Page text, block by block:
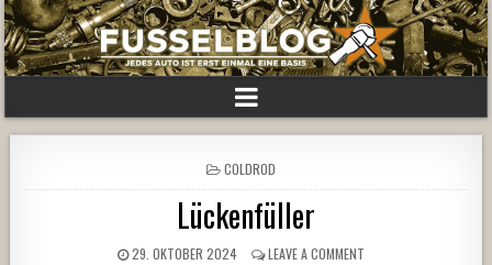
POSTED
IN
COLDROD
Lückenfüller
29. OKTOBER 2024 LEAVE A COMMENT